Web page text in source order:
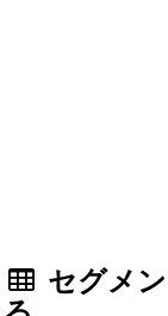
セグメ